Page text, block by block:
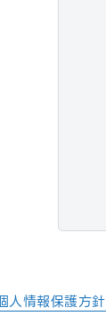
人情報保護方針